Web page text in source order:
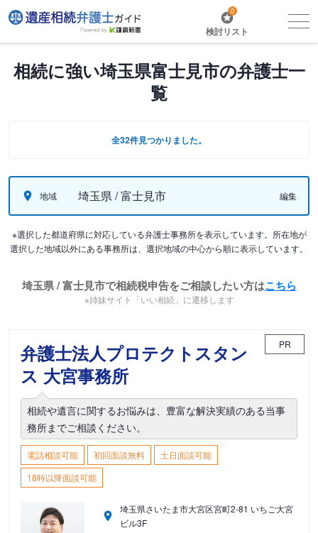
0
検討リスト
相続に強い埼玉県富士見市の弁護士一
覧
全32件見つかりました。
地域 埼玉県 / 富士見市 編集
※選択した都道府県に対応している弁護士事務所を表示しています。所在地が
選択した地域以外にある事務所は、選択地域の中心から順に表示しています。
埼玉県 / 富士見市で相続税申告をご相談したい方はこちら
※姉妹サイト「いい相続」に遷移します
弁護士法人プロテクトスタン
ス 大宮事務所
PR
相続や遺言に関するお悩みは、豊富な解決実績のある当事
務所までご相談ください。
電話相談可能 初回面談無料
土日面談可能
18時以降面談可能
埼玉県さいたま市大宮区宮町2-81 いちご大宮
ビル3F